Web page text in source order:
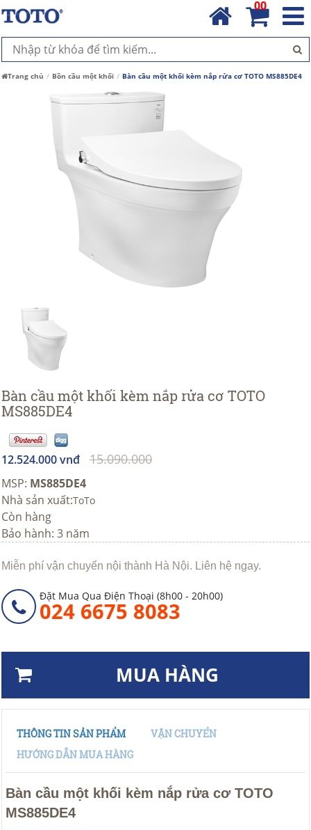
00
Trang chủ Bồn cầu một khối Bàn cầu một khối kèm nắp rửa cơ TOTO MS885DE4
Bàn cầu một khối kèm nắp rửa cơ TOTO
MS885DE4
12.524.000 vnđ 15.090.000
MSP: MS885DE4
Nhà sản xuất:ToTo
Còn hàng
Bảo hành: 3 năm
Miễn phí vận chuyển nội thành Hà Nội. Liên hệ ngay.
Đặt Mua Qua Điện Thoại (8h00 - 20h00)
024 6675 8083
MUA HÀNG
THÔNG TIN SẢN PHẨM
VẬN CHUYỂN
HƯỚNG DẪN MUA HÀNG
Bàn cầu một khối kèm nắp rửa cơ TOTO
MS885DE4